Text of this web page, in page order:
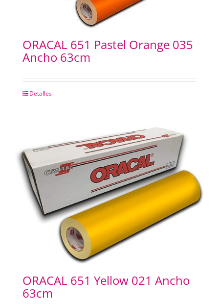
ORACAL 651 Pastel Orange 035
Ancho 63cm
Detalles
ORACAL 651 Yellow 021 Ancho
63cm